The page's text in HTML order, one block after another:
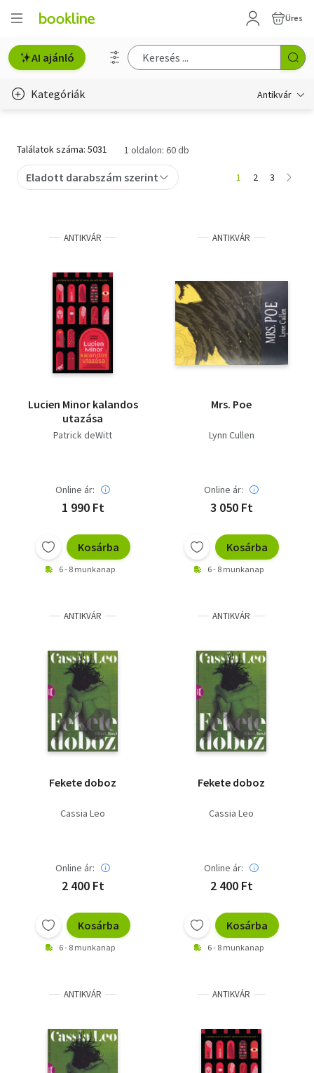
Üres
AI ajánló
Kategóriák Antikvár
Életmód, egészség
Hobbi, szabadidő
Idegen nyelvű
Irodalom
Minikönyv
Művészet
Szótár, nyelvkönyv
Társadalomtudomány
Történelem
Találatok száma: 5031 1 oldalon: 60 db
Eladott darabszám szerint 1 2 3
ANTIKVÁR
Lucien Minor kalandos
utazása
Patrick deWitt
Online ár:
1 990 Ft
Kosárba
6 - 8 munkanap
ANTIKVÁR
Mrs. Poe
Lynn Cullen
Online ár:
3 050 Ft
Kosárba
6 - 8 munkanap
ANTIKVÁR
Fekete doboz
Cassia Leo
Online ár:
2 400 Ft
Kosárba
6 - 8 munkanap
ANTIKVÁR
Fekete doboz
Cassia Leo
Online ár:
2 400 Ft
Kosárba
6 - 8 munkanap
ANTIKVÁR ANTIKVÁR